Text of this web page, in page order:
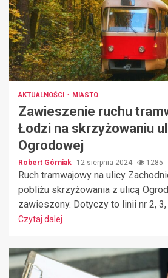
AKTUALNOŚCI MIASTO
Zawieszenie ruchu
Łodzi na skrzyżowaniu
Ogrodowej
Robert Górniak 12 sierpnia 2024 1285
Ruch tramwajowy na ulicy
pobliżu skrzyżowania z ulicą
zawieszony. Dotyczy to linii nr 2, 3,
Czytaj dalej